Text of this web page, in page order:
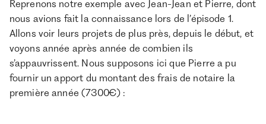
Reprenons notre exemple avec Jean-Jean et Pierre, dont
nous avions fait la connaissance lors de l’épisode 1.
Allons voir leurs projets de plus près, depuis le début, et
voyons année après année de combien ils
s’appauvrissent. Nous supposons ici que Pierre a pu
fournir un apport du montant des frais de notaire la
première année (7300€) :